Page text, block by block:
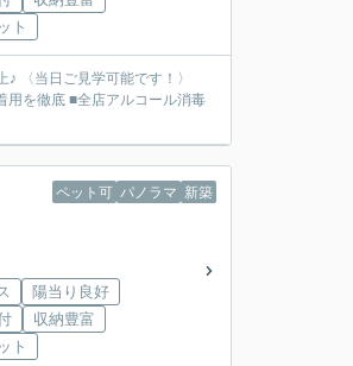
ト
〈当日ご見学可能です！〉
用を徹底 ■全店アルコール消毒
ペット可 パノラマ 新築
陽当り良好
収納豊富
ト